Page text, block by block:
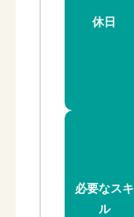
休日
必要なスキ
ル